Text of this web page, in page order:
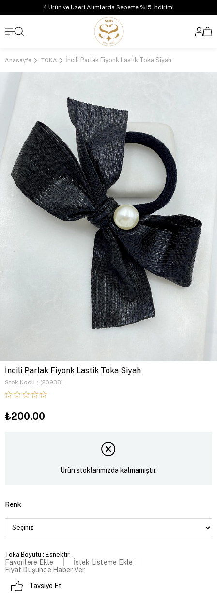
4 Ürün ve Üzeri Alımlarda Sepette %15 İndirim!
Anasayfa TOKA İncili Parlak Fiyonk Lastik Toka Siyah
İncili Parlak Fiyonk Lastik Toka Siyah
Stok Kodu (20933)
₺200,00
Ürün stoklarımızda kalmamıştır.
Renk
Toka Boyutu : Esnektir.
Favorilere Ekle
İstek Listeme Ekle
Fiyat Düşünce Haber Ver
Tavsiye Et